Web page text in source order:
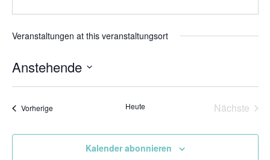
Veranstaltungen at this veranstaltungsort
Anstehende
VorherigeVeranstaltungen Heute
Nächste
Kalender abonnieren